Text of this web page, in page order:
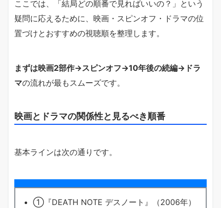
ここでは、「結局どの順番で見ればいいの？」という
疑問に応えるために、映画・スピンオフ・ドラマの位
置づけとおすすめの視聴順を整理します。
まずは映画2部作→スピンオフ→10年後の続編→ドラ
マの流れが最もスムーズです。
映画とドラマの関係性と見るべき順番
基本ラインは次の通りです。
①『DEATH NOTE デスノート』（2006年）